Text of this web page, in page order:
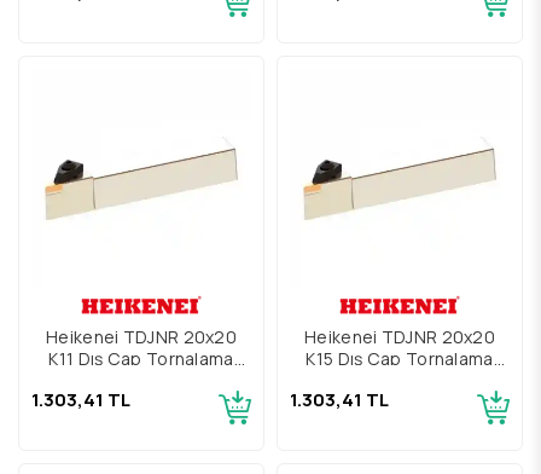
Heikenei TDJNR 20x20
K11 Dış Çap Tornalama
1.303,41 TL
Heikenei TDJNR 20x20
K15 Dış Çap Tornalama
1.303,41 TL